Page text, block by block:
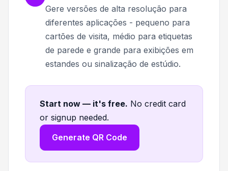
Gere versões de alta resolução para
diferentes aplicações - pequeno para
cartões de visita, médio para etiquetas
de parede e grande para exibições em
estandes ou sinalização de estúdio.
Start now — it's free. No credit card
or signup needed.
Generate QR Code